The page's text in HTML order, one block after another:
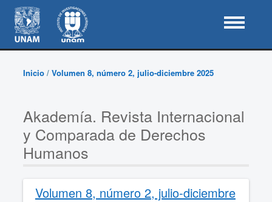
Inicio/ Volumen 8, número 2, julio-diciembre 2025
Akademía. Revista Internacional
y Comparada de Derechos
Humanos
Volumen 8, número 2, julio-diciembre